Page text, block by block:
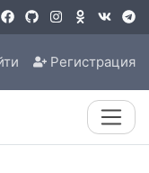
Регистрация